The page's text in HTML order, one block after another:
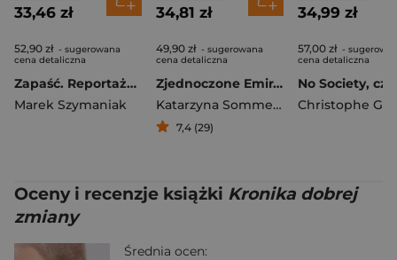
33,46 zł
52,90 zł - sugerowana
cena detaliczna
Zapaść. Reportaże z mniejszych miast wyd. 2
Marek Szymaniak
34,81 zł
49,90 zł - sugerowana
cena detaliczna
Zjednoczone Emiraty Arabskie. Codzienność, której nie widać na zdjęciach
Katarzyna Sommerfeld-Pluta
7,4 (29)
34,99 zł
57,00 zł -
cena detaliczna
Christophe
Oceny i recenzje książki Kronika dobrej
zmiany
Średnia ocen: